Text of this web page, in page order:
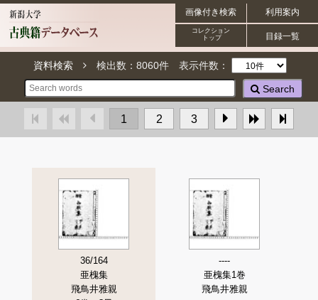
利用案内
画像付き検索
目録一覧
コレクション
トップ
資料検索 検出数： 8060件 表示件数：
Search
1 2 3
36/164
亜槐集
飛鳥井雅親
----
亜槐集1巻
飛鳥井雅親